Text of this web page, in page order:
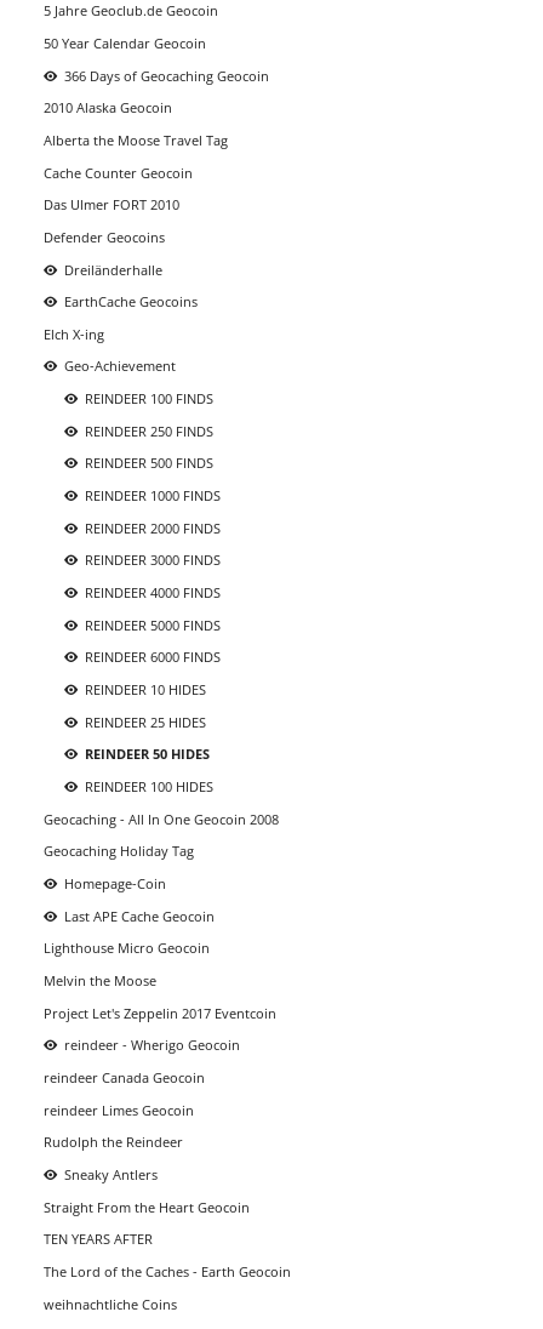
5 Jahre Geoclub.de Geocoin
50 Year Calendar Geocoin
366 Days of Geocaching Geocoin
2010 Alaska Geocoin
Alberta the Moose Travel Tag
Cache Counter Geocoin
Das Ulmer FORT 2010
Defender Geocoins
Dreiländerhalle
EarthCache Geocoins
Elch X-ing
Geo-Achievement
REINDEER 100 FINDS
REINDEER 250 FINDS
REINDEER 500 FINDS
REINDEER 1000 FINDS
REINDEER 2000 FINDS
REINDEER 3000 FINDS
REINDEER 4000 FINDS
REINDEER 5000 FINDS
REINDEER 6000 FINDS
REINDEER 10 HIDES
REINDEER 25 HIDES
REINDEER 50 HIDES
REINDEER 100 HIDES
Geocaching - All In One Geocoin 2008
Geocaching Holiday Tag
Homepage-Coin
Last APE Cache Geocoin
Lighthouse Micro Geocoin
Melvin the Moose
Project Let's Zeppelin 2017 Eventcoin
reindeer - Wherigo Geocoin
reindeer Canada Geocoin
reindeer Limes Geocoin
Rudolph the Reindeer
Sneaky Antlers
Straight From the Heart Geocoin
TEN YEARS AFTER
The Lord of the Caches - Earth Geocoin
weihnachtliche Coins